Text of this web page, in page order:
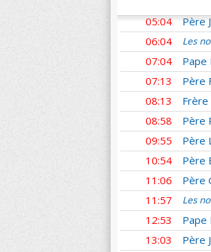
05:04 Père
06:04 Les
07:04 Pape
07:13 Père
08:13 Frère
08:58 Père
09:55 Père
10:54 Père
11:06 Père
11:57 Les
12:53 Pape
13:03 Père